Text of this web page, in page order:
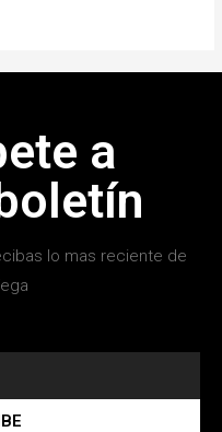
a
lo mas reciente de